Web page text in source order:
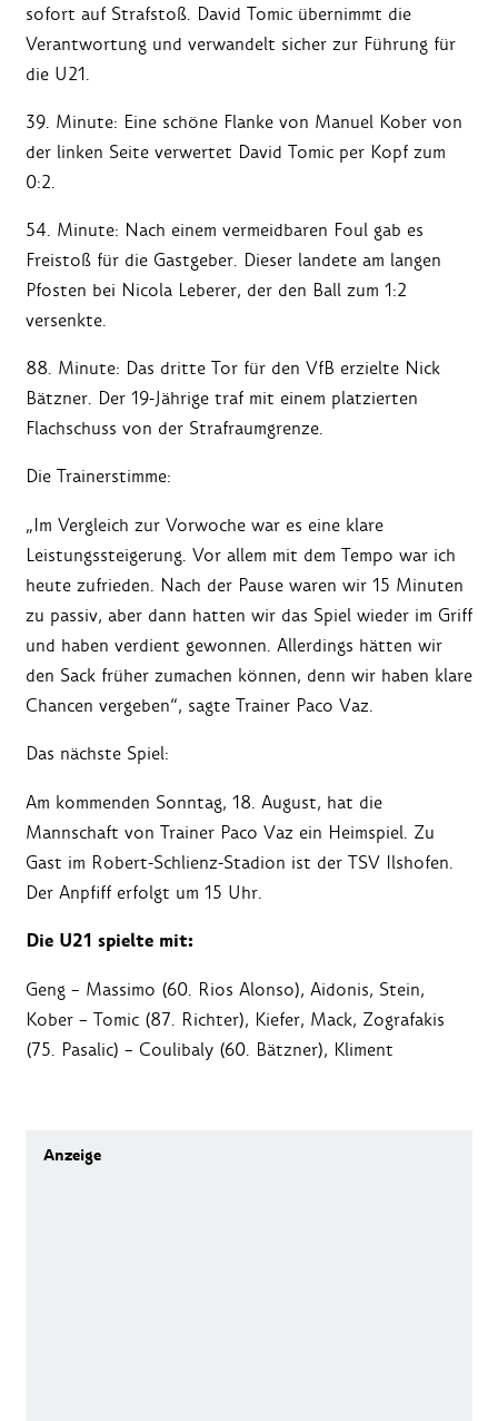
sofort auf Strafstoß. David Tomic übernimmt die
Verantwortung und verwandelt sicher zur Führung für
die U21.
39. Minute: Eine schöne Flanke von Manuel Kober von
der linken Seite verwertet David Tomic per Kopf zum
0:2.
54. Minute: Nach einem vermeidbaren Foul gab es
Freistoß für die Gastgeber. Dieser landete am langen
Pfosten bei Nicola Leberer, der den Ball zum 1:2
versenkte.
88. Minute: Das dritte Tor für den VfB erzielte Nick
Bätzner. Der 19-Jährige traf mit einem platzierten
Flachschuss von der Strafraumgrenze.
Die Trainerstimme:
„Im Vergleich zur Vorwoche war es eine klare
Leistungssteigerung. Vor allem mit dem Tempo war ich
heute zufrieden. Nach der Pause waren wir 15 Minuten
zu passiv, aber dann hatten wir das Spiel wieder im Griff
und haben verdient gewonnen. Allerdings hätten wir
den Sack früher zumachen können, denn wir haben klare
Chancen vergeben“, sagte Trainer Paco Vaz.
Das nächste Spiel:
Am kommenden Sonntag, 18. August, hat die
Mannschaft von Trainer Paco Vaz ein Heimspiel. Zu
Gast im Robert-Schlienz-Stadion ist der TSV Ilshofen.
Der Anpfiff erfolgt um 15 Uhr.
Die U21 spielte mit:
Geng – Massimo (60. Rios Alonso), Aidonis, Stein,
Kober – Tomic (87. Richter), Kiefer, Mack, Zografakis
(75. Pasalic) – Coulibaly (60. Bätzner), Kliment